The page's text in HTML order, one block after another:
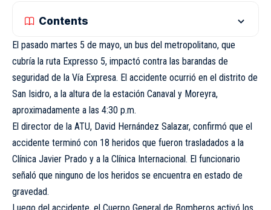
Contents
El pasado martes 5 de mayo, un bus del metropolitano, que
cubría la ruta Expresso 5, impactó contra las barandas de
seguridad de la Vía Expresa. El accidente ocurrió en el distrito de
San Isidro, a la altura de la estación Canaval y Moreyra,
aproximadamente a las 4:30 p.m.
El director de la ATU, David Hernández Salazar, confirmó que el
accidente terminó con 18 heridos que fueron trasladados a la
Clínica Javier Prado y a la Clínica Internacional. El funcionario
señaló que ninguno de los heridos se encuentra en estado de
gravedad.